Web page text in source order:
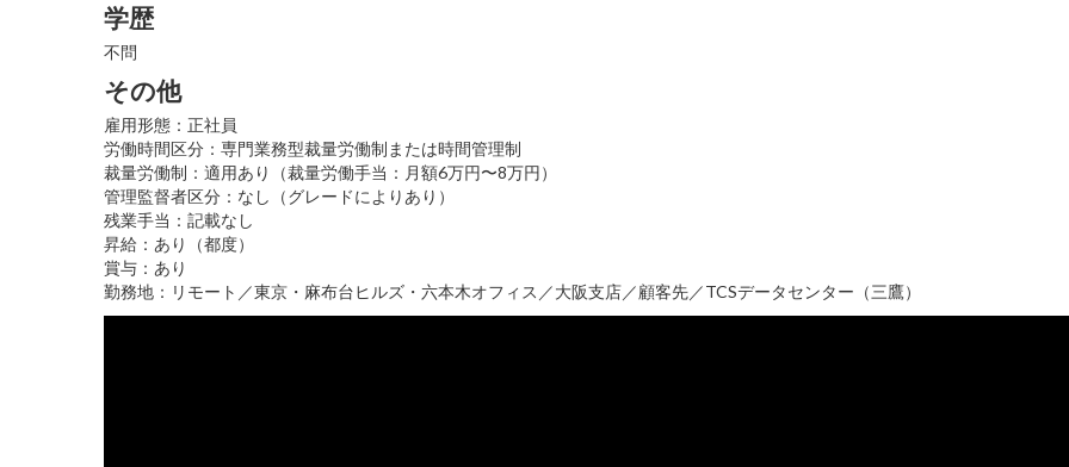
学歴
不問
その他
雇用形態：正社員
労働時間区分：専門業務型裁量労働制または時間管理制
裁量労働制：適用あり（裁量労働手当：月額6万円〜8万円）
管理監督者区分：なし（グレードによりあり）
残業手当：記載なし
昇給：あり（都度）
賞与：あり
勤務地：リモート／東京・麻布台ヒルズ・六本木オフィス／大阪支店／顧客先／TCSデータセンター（三鷹）